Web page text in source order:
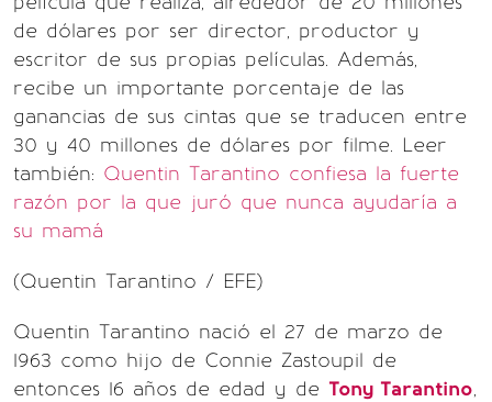
de dólares por ser director, productor y
escritor de sus propias películas. Además,
recibe un importante porcentaje de las
ganancias de sus cintas que se traducen entre
30 y 40 millones de dólares por filme. Leer
también: Quentin Tarantino confiesa la fuerte
razón por la que juró que nunca ayudaría a
su mamá
(Quentin Tarantino / EFE)
Quentin Tarantino nació el 27 de marzo de
1963 como hijo de Connie Zastoupil de
entonces 16 años de edad y de Tony Tarantino,